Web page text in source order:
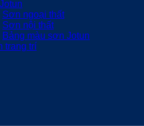
Sơn ngoại thất
Sơn nội thất
Bảng màu sơn Jotun
trang trí